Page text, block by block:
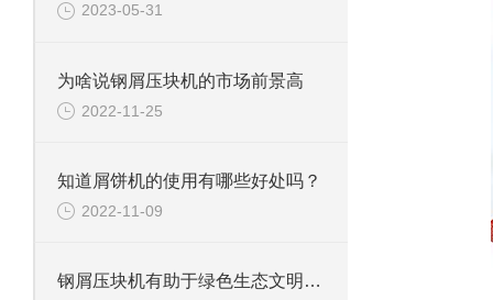
2023-05-31
为啥说钢屑压块机的市场前景高
2022-11-25
知道屑饼机的使用有哪些好处吗？
2022-11-09
钢屑压块机有助于绿色生态文明的建设